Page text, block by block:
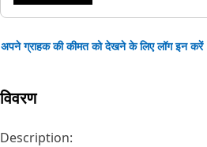
अपने ग्राहक की कीमत को देखने के लिए लॉग इन करें
विवरण
Description: